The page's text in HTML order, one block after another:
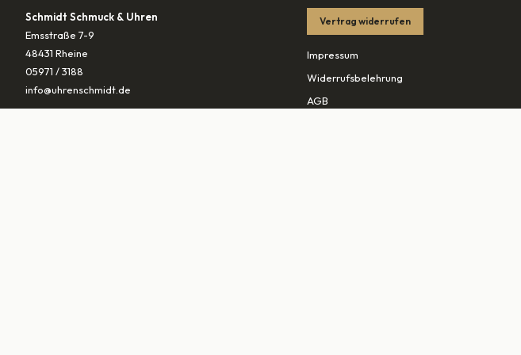
Schmidt Schmuck & Uhren
Emsstraße 7-9
48431 Rheine
05971 / 3188
info@uhrenschmidt.de
Vertrag widerrufen
Impressum
Widerrufsbelehrung
AGB